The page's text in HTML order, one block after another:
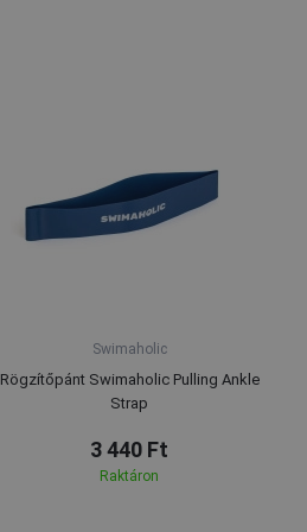
Swimaholic
Rögzítőpánt Swimaholic Pulling Ankle
Strap
3 440 Ft
Raktáron